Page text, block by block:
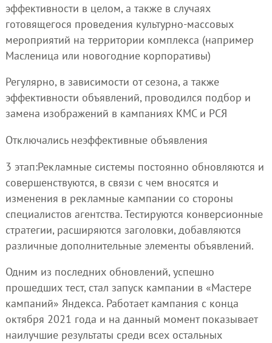
эффективности в целом, а также в случаях
готовящегося проведения культурно-массовых
мероприятий на территории комплекса (например
Масленица или новогодние корпоративы)
Регулярно, в зависимости от сезона, а также
эффективности объявлений, проводился подбор и
замена изображений в кампаниях КМС и РСЯ
Отключались неэффективные объявления
3 этап:Рекламные системы постоянно обновляются и
совершенствуются, в связи с чем вносятся и
изменения в рекламные кампании со стороны
специалистов агентства. Тестируются конверсионные
стратегии, расширяются заголовки, добавляются
различные дополнительные элементы объявлений.
Одним из последних обновлений, успешно
прошедших тест, стал запуск кампании в «Мастере
кампаний» Яндекса. Работает кампания с конца
октября 2021 года и на данный момент показывает
наилучшие результаты среди всех остальных